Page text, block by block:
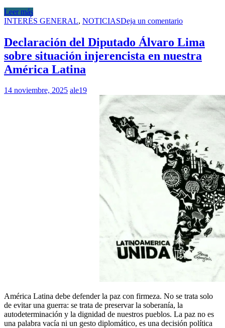
Leer más
INTERÉS GENERAL, NOTICIASDeja un comentario
Declaración del Diputado Álvaro Lima
sobre situación injerencista en nuestra
América Latina
14 noviembre, 2025 ale19
América Latina debe defender la paz con firmeza. No se trata solo
de evitar una guerra: se trata de preservar la soberanía, la
autodeterminación y la dignidad de nuestros pueblos. La paz no es
una palabra vacía ni un gesto diplomático, es una decisión política